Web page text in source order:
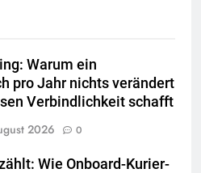
Warum ein
pro Jahr nichts verändert
Verbindlichkeit schafft
2026 0
Wie Onboard-Kurier-